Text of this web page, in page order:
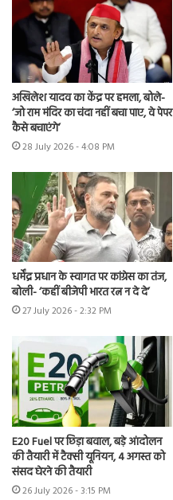
अखिलेश यादव का केंद्र पर हमला, बोले-
‘जो राम मंदिर का चंदा नहीं बचा पाए, वे पेपर
कैसे बचाएंगे’
28 July 2026 - 4:08 PM
धर्मेंद्र प्रधान के स्वागत पर कांग्रेस का तंज,
बोली- ‘कहीं बीजेपी भारत रत्न न दे दे’
27 July 2026 - 2:32 PM
E20 Fuel पर छिड़ा बवाल, बड़े आंदोलन
की तैयारी में टैक्सी यूनियन, 4 अगस्त को
संसद घेरने की तैयारी
26 July 2026 - 3:15 PM